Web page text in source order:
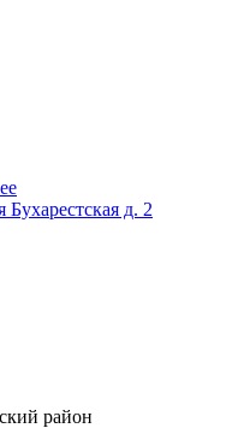
Бухарестская д. 2
район